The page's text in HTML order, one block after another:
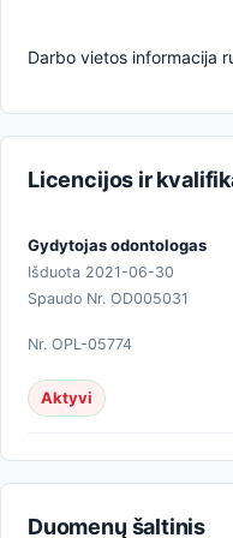
Darbo vietos informacija
Licencijos ir
Gydytojas odontologas
Išduota 2021-06-30
Spaudo Nr. OD005031
Nr. OPL-05774
Aktyvi
Duomenų šaltinis